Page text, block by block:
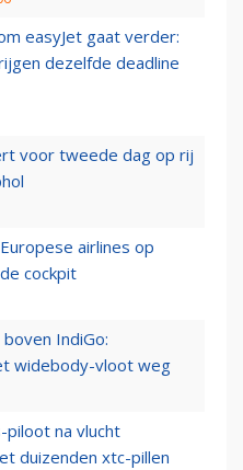
easyJet gaat verder:
dezelfde deadline
voor tweede dag op rij
airlines op
cockpit
IndiGo:
widebody-vloot weg
piloot na vlucht
duizenden xtc-pillen